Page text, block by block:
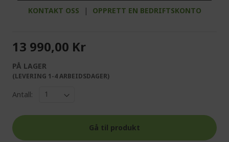
KONTAKT OSS | OPPRETT EN BEDRIFTSKONTO
13 990,00 Kr
PÅ LAGER
(LEVERING 1-4 ARBEIDSDAGER)
Antall:
Gå til produkt